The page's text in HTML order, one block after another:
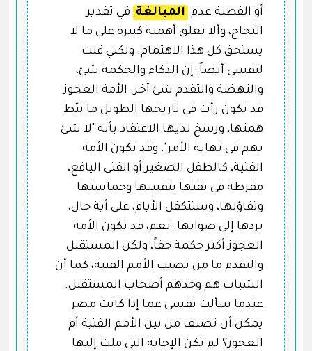
أو الفطنة عدم المبالغة في تقدير
النجاح، وألا نعلق أهمية كبيرة على ما لا
يستحق كل هذا الاهتمام. ولكني قلت
لنفسي أيضاً: إن الذكاء والحكمة شئ،
والنهضة والتقدم شئ آخر. الأمة العجوز
قد تكون رأت في تاريخها الطويل ما ثبّط
همتها، ورسخ لديها الاعتقاد بأنه "لا شئ
يهم في نهاية الأمر". وقد تكون الأمة
الفتية، كالطفل الصغير أو الفتى اليافع،
مفرطة في ثقتها بنفسها وحماستها
وتفاؤلها، وستتكفل الأيام، على أية حال،
بردها إلى صوابها. نعم، قد تكون الأمة
العجوز أكثر حكمة حقاً، ولكن المستقبل
والتقدم ما من نصيب الأمم الفتية، كما أن
الشباب هم وحدهم أصحاب المستقبل.
عندما سألت نفسي عما إذا كانت مصر
يمكن أن تصنف من بين الأمم الفتية أم
العجوز؟ لم تكن الإجابة التي ملت إليها